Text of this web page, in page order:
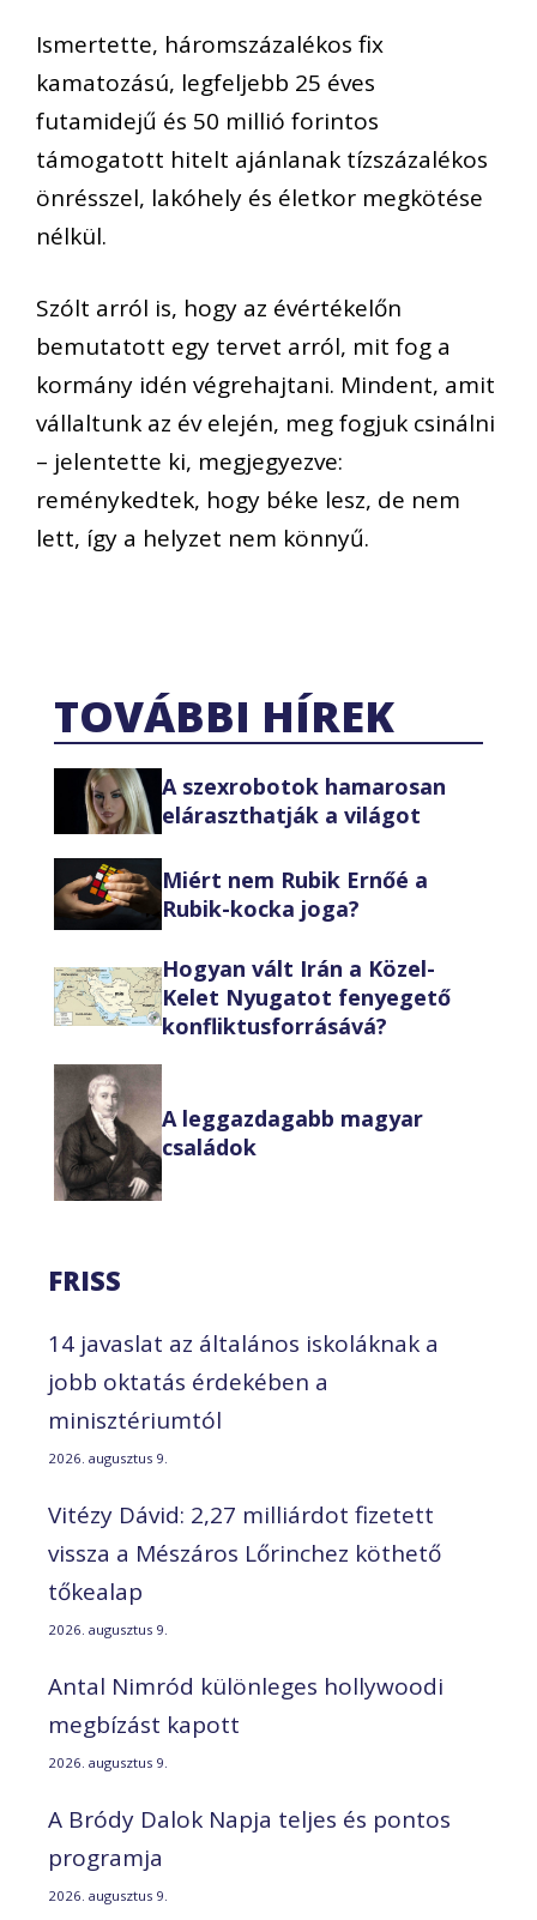
Ismertette, háromszázalékos fix
kamatozású, legfeljebb 25 éves
futamidejű és 50 millió forintos
támogatott hitelt ajánlanak tízszázalékos
önrésszel, lakóhely és életkor megkötése
nélkül.
Szólt arról is, hogy az évértékelőn
bemutatott egy tervet arról, mit fog a
kormány idén végrehajtani. Mindent, amit
vállaltunk az év elején, meg fogjuk csinálni
– jelentette ki, megjegyezve:
reménykedtek, hogy béke lesz, de nem
lett, így a helyzet nem könnyű.
TOVÁBBI HÍREK
A szexrobotok hamarosan
eláraszthatják a világot
Miért nem Rubik Ernőé a
Rubik-kocka joga?
Hogyan vált Irán a Közel-
Kelet Nyugatot fenyegető
konfliktusforrásává?
A leggazdagabb magyar
családok
FRISS
14 javaslat az általános iskoláknak a
jobb oktatás érdekében a
minisztériumtól
2026. augusztus 9.
Vitézy Dávid: 2,27 milliárdot fizetett
vissza a Mészáros Lőrinchez köthető
tőkealap
2026. augusztus 9.
Antal Nimród különleges hollywoodi
megbízást kapott
2026. augusztus 9.
A Bródy Dalok Napja teljes és pontos
programja
2026. augusztus 9.